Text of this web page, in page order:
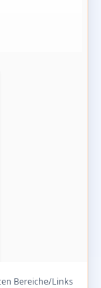
Bereiche/Links